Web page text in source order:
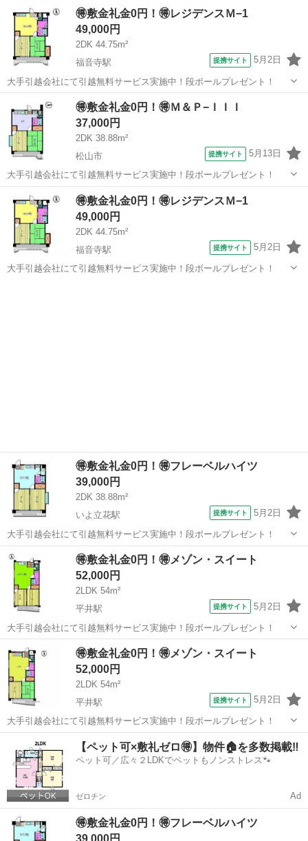
🉐敷金礼金0円！🉐レジデンスＭ−1
49,000円
2DK 44.75m²
福音寺駅
提携サイト 5月2日
大手引越会社にて引越無料サービス実施中！段ボールプレゼント！
松山市 福音寺駅 シェアハウス
🉐敷金礼金0円！🉐Ｍ＆Ｐ−ＩＩＩ
37,000円
2DK 38.88m²
松山市
提携サイト 5月13日
大手引越会社にて引越無料サービス実施中！段ボールプレゼント！
愛媛 松山市 シェアハウス
🉐敷金礼金0円！🉐レジデンスＭ−1
49,000円
2DK 44.75m²
福音寺駅
提携サイト 5月2日
大手引越会社にて引越無料サービス実施中！段ボールプレゼント！
🉐敷金礼金0円！🉐フレーベルハイツ
39,000円
2DK 38.88m²
いよ立花駅
提携サイト 5月2日
大手引越会社にて引越無料サービス実施中！段ボールプレゼント！
愛媛 いよ立花駅 シェアハウス
🉐敷金礼金0円！🉐メゾン・スイート
52,000円
2LDK 54m²
平井駅
提携サイト 5月2日
大手引越会社にて引越無料サービス実施中！段ボールプレゼント！
愛媛 平井駅 シェアハウス
🉐敷金礼金0円！🉐メゾン・スイート
52,000円
2LDK 54m²
平井駅
提携サイト 5月2日
大手引越会社にて引越無料サービス実施中！段ボールプレゼント！
平井駅 シェアハウス
【ペット可×敷礼ゼロ🉐】物件🏠を多数掲載‼️
ペット可／広々２LDKでペットもノンストレス🐾
ゼロチン Ad
🉐敷金礼金0円！🉐フレーベルハイツ
39,000円